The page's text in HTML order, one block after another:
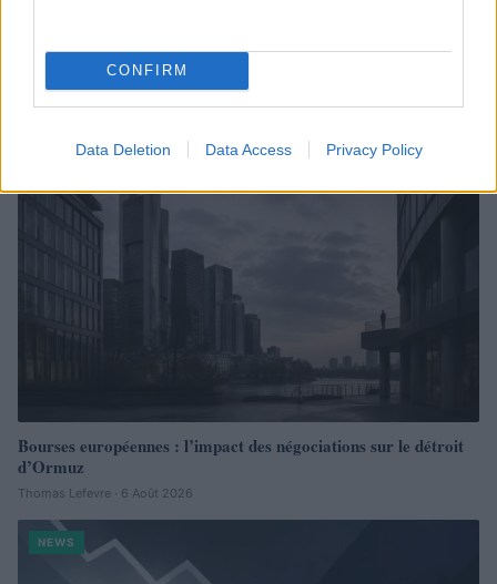
CONFIRM
Data Deletion Data Access Privacy Policy
Continuez la lecture
Bourses européennes : l’impact des négociations sur le détroit
d’Ormuz
Thomas Lefevre · 6 Août 2026
NEWS